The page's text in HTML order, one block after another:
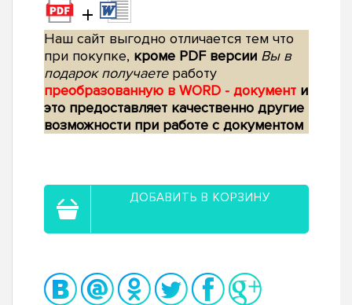
+
Наш сайт выгодно отличается тем что
при покупке, кроме PDF версии Вы в
подарок получаетеработу
преобразованную в WORD - документ и
это предоставляет качественно другие
возможности при работе с документом
ДОБАВИТЬ В КОРЗИНУ